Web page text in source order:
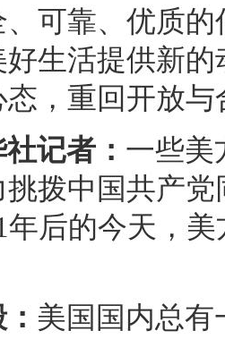
可靠、优质
生活提供新
态，重回开放
记者： 一些美
挑拨中国共产
年后的今天，
美国国内总